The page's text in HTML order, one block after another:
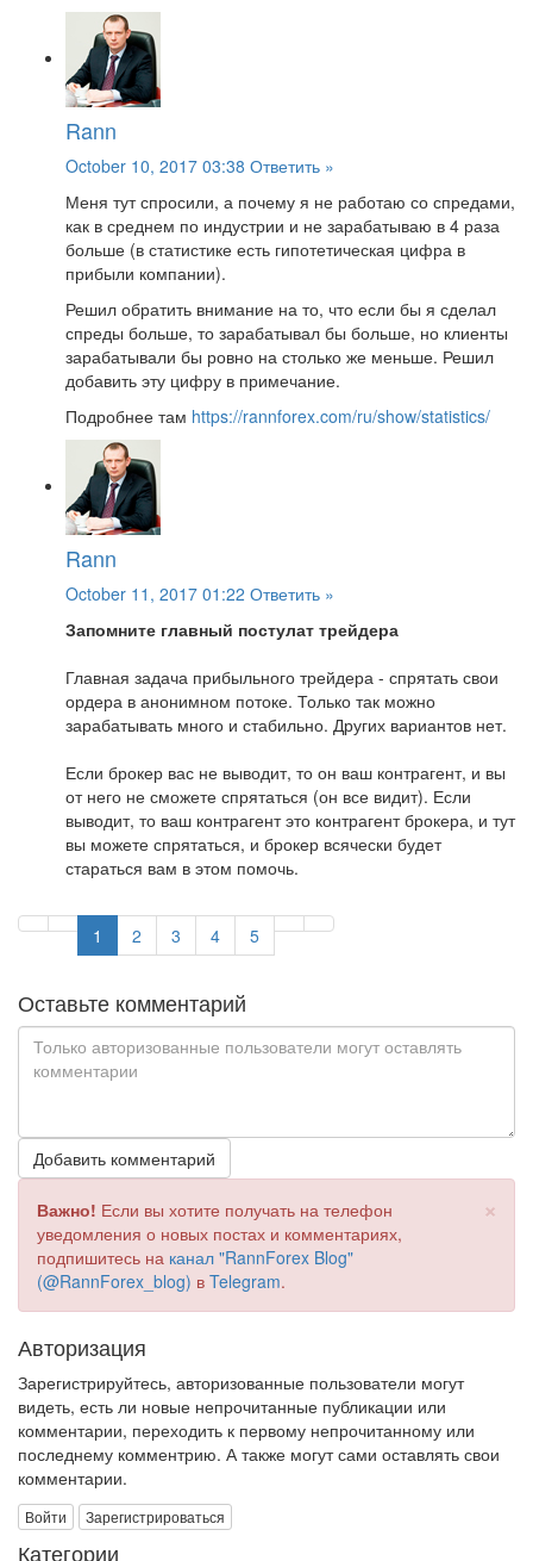
Rann
October 10, 2017 03:38 Ответить »
Меня тут спросили, а почему я не работаю со спредами,
как в среднем по индустрии и не зарабатываю в 4 раза
больше (в статистике есть гипотетическая цифра в
прибыли компании).
Решил обратить внимание на то, что если бы я сделал
спреды больше, то зарабатывал бы больше, но клиенты
зарабатывали бы ровно на столько же меньше. Решил
добавить эту цифру в примечание.
Подробнее там https://rannforex.com/ru/show/statistics/
Rann
October 11, 2017 01:22 Ответить »
Запомните главный постулат трейдера
Главная задача прибыльного трейдера - спрятать свои
ордера в анонимном потоке. Только так можно
зарабатывать много и стабильно. Других вариантов нет.
Если брокер вас не выводит, то он ваш контрагент, и вы
от него не сможете спрятаться (он все видит). Если
выводит, то ваш контрагент это контрагент брокера, и тут
вы можете спрятаться, и брокер всячески будет
стараться вам в этом помочь.
1 2 3 4 5
Оставьте комментарий
Добавить комментарий
×
Важно! Если вы хотите получать на телефон
уведомления о новых постах и комментариях,
подпишитесь на канал "RannForex Blog"
(@RannForex_blog) в Telegram.
Авторизация
Зарегистрируйтесь, авторизованные пользователи могут
видеть, есть ли новые непрочитанные публикации или
комментарии, переходить к первому непрочитанному или
последнему комментрию. А также могут сами оставлять свои
комментарии.
Войти Зарегистрироваться
Категории